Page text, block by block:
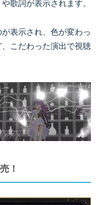
歌詞が表示されます。
表示され、色が変わっ
こだわった演出で視聴
！